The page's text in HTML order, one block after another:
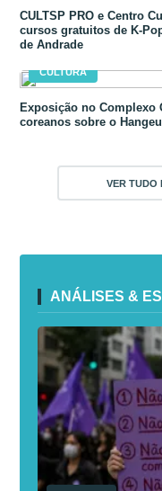
CULTSP PRO e Centro
cursos gratuitos de K-
de Andrade
CULTURA
Exposição no Complexo
coreanos sobre o Hangeul
VER TUDO
ANÁLISES &